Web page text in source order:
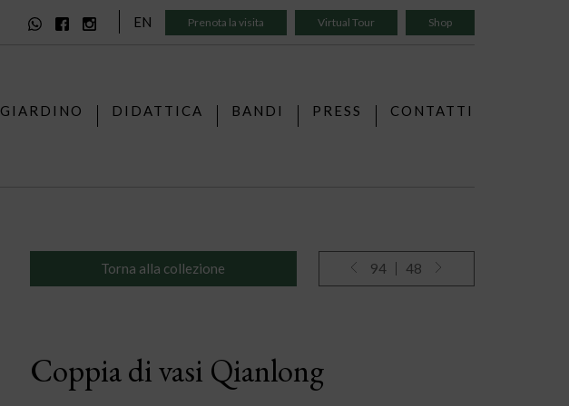
EN Prenota la visita Virtual Tour Shop
GIARDINO DIDATTICA BANDI PRESS CONTATTI
Torna alla collezione 94 48
Coppia di vasi Qianlong